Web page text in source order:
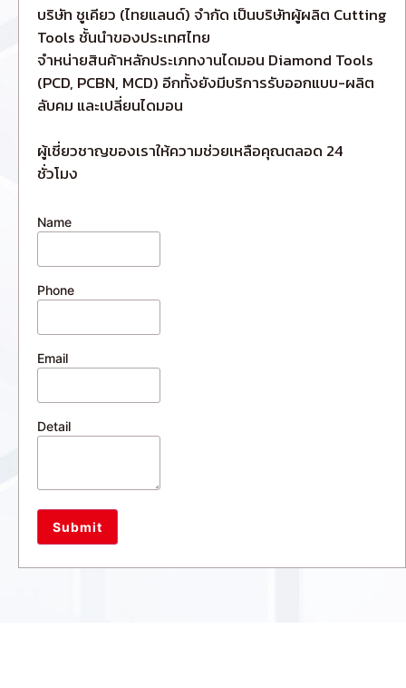
บริษัท ชูเคียว (ไทยแลนด์) จำกัด เป็นบริษัทผู้ผลิต Cutting
Tools ชั้นนำของประเทศไทย
จำหน่ายสินค้าหลักประเภทงานไดมอน Diamond Tools
(PCD, PCBN, MCD) อีกทั้งยังมีบริการรับออกแบบ-ผลิต
ลับคม และเปลี่ยนไดมอน
ผู้เชี่ยวชาญของเราให้ความช่วยเหลือคุณตลอด 24
ชั่วโมง
Name
Phone
Email
Detail
Submit